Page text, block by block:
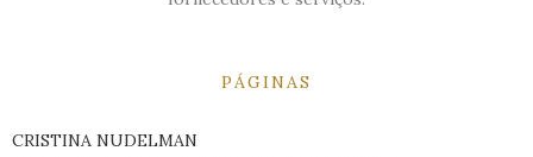
PÁGINAS
CRISTINA NUDELMAN